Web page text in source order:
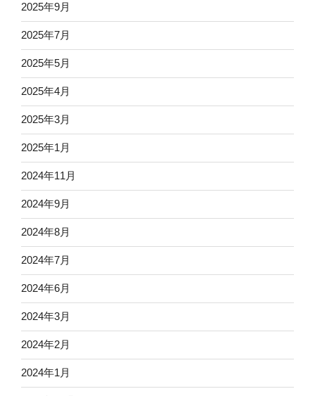
2025年9月
2025年7月
2025年5月
2025年4月
2025年3月
2025年1月
2024年11月
2024年9月
2024年8月
2024年7月
2024年6月
2024年3月
2024年2月
2024年1月